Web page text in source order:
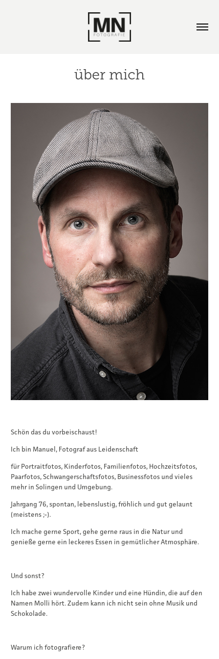
über mich
Schön das du vorbeischaust!
Ich bin Manuel, Fotograf aus Leidenschaft
für Portraitfotos, Kinderfotos, Familienfotos, Hochzeitsfotos,
Paarfotos, Schwangerschaftsfotos, Businessfotos und vieles
mehr in Solingen und Umgebung.
Jahrgang 76, spontan, lebenslustig, fröhlich und gut gelaunt
(meistens ;-).
Ich mache gerne Sport, gehe gerne raus in die Natur und
genieße gerne ein leckeres Essen in gemütlicher Atmosphäre.
Und sonst?
Ich habe zwei wundervolle Kinder und eine Hündin, die auf den
Namen Molli hört.Zudem kann ich nicht sein ohne Musik und
Schokolade.
Warum ich fotografiere?